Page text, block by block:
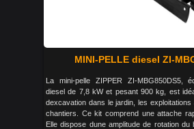
MINI-PELLE diesel ZI-
La mini-pelle ZIPPER ZI-MBG850DS5,
diesel de 7,8 kW et pesant 900 kg, est
dexcavation dans le jardin, les
chantiers. Ce kit comprend une attache
Elle dispose dune amplitude de rotation du